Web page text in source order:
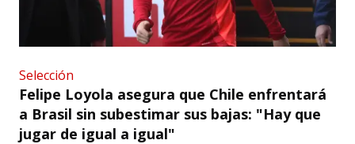
Selección
Felipe Loyola asegura que Chile enfrentará
a Brasil sin subestimar sus bajas: "Hay que
jugar de igual a igual"